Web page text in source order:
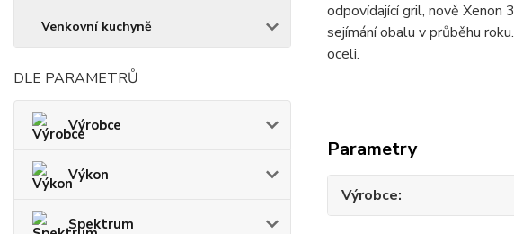
Venkovní kuchyně
DLE PARAMETRŮ
Výrobce
Výkon
Spektrum
odpovídající gril, nově Xenon
sejímání obalu v průběhu
oceli.
Parametry
Výrobce